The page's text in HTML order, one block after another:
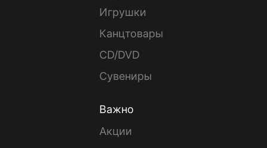
Игрушки
Канцтовары
CD/DVD
Сувениры
Важно
Акции